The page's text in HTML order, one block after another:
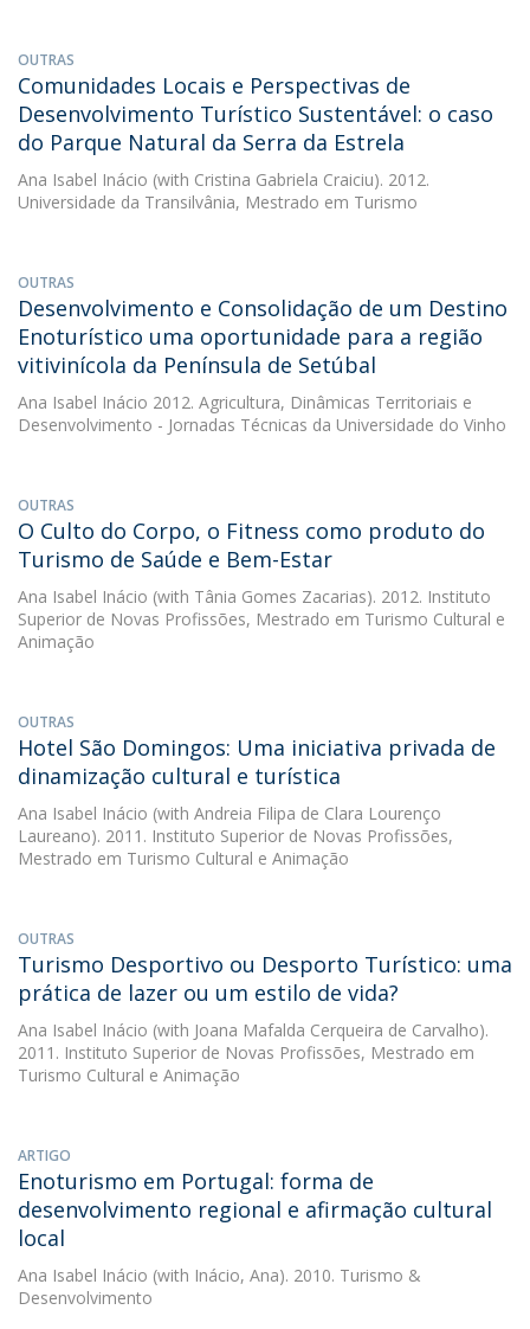
OUTRAS
Comunidades Locais e Perspectivas de
Desenvolvimento Turístico Sustentável: o caso
do Parque Natural da Serra da Estrela
Ana Isabel Inácio (with Cristina Gabriela Craiciu). 2012.
Universidade da Transilvânia, Mestrado em Turismo
OUTRAS
Desenvolvimento e Consolidação de um Destino
Enoturístico uma oportunidade para a região
vitivinícola da Península de Setúbal
Ana Isabel Inácio 2012. Agricultura, Dinâmicas Territoriais e
Desenvolvimento - Jornadas Técnicas da Universidade do Vinho
OUTRAS
O Culto do Corpo, o Fitness como produto do
Turismo de Saúde e Bem-Estar
Ana Isabel Inácio (with Tânia Gomes Zacarias). 2012. Instituto
Superior de Novas Profissões, Mestrado em Turismo Cultural e
Animação
OUTRAS
Hotel São Domingos: Uma iniciativa privada de
dinamização cultural e turística
Ana Isabel Inácio (with Andreia Filipa de Clara Lourenço
Laureano). 2011. Instituto Superior de Novas Profissões,
Mestrado em Turismo Cultural e Animação
OUTRAS
Turismo Desportivo ou Desporto Turístico: uma
prática de lazer ou um estilo de vida?
Ana Isabel Inácio (with Joana Mafalda Cerqueira de Carvalho).
2011. Instituto Superior de Novas Profissões, Mestrado em
Turismo Cultural e Animação
ARTIGO
Enoturismo em Portugal: forma de
desenvolvimento regional e afirmação cultural
local
Ana Isabel Inácio (with Inácio, Ana). 2010. Turismo &
Desenvolvimento